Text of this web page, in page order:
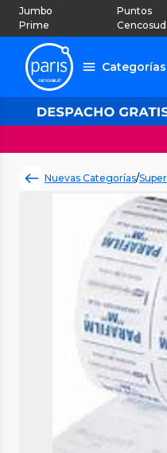
Jumbo
Prime
Puntos
Cencosud
Categorías
Nuevas Categorías/